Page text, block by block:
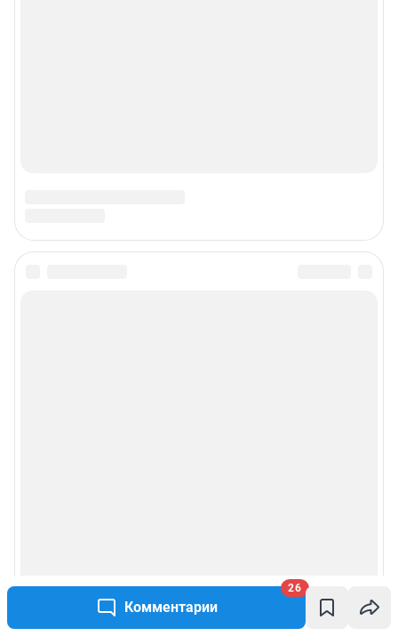
Комментарии
26